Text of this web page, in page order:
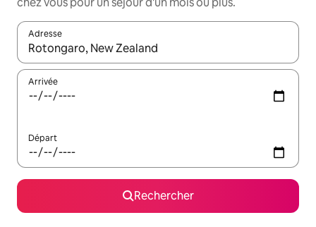
Adresse
Lorsque les résultats s'affichent, utilisez les flèches vers le
Arrivée
Départ
Rechercher